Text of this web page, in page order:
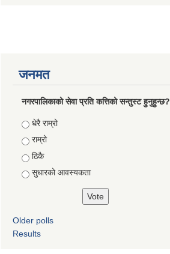
जनमत
नगरपालिकाको सेवा प्रति कत्तिको सन्तुस्ट हुनुहुन्छ?
Choices
धेरै राम्रो
राम्रो
ठिकै
सुधारको आवस्यकता
Older polls
Results